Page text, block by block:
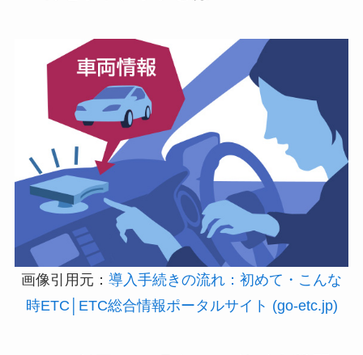
画像引用元： 導入手続きの流れ：初めて・こんな
時ETC│ETC総合情報ポータルサイト (go-etc.jp)